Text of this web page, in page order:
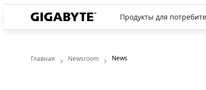
Продукты для
Главная Newsroom News